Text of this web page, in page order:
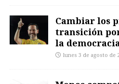
Cambiar los
transición
la
lunes 3 de agosto de